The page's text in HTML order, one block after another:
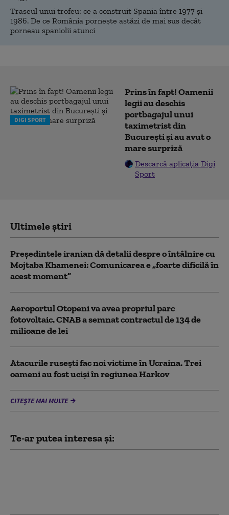
Traseul unui trofeu: ce a construit Spania între 1977 și
1986. De ce România pornește astăzi de mai sus decât
porneau spaniolii atunci
DIGI SPORT
Prins în fapt! Oamenii
legii au deschis
portbagajul unui
taximetrist din
București și au avut o
mare surpriză
Descarcă aplicația Digi
Sport
Ultimele știri
Preşedintele iranian dă detalii despre o întâlnire cu
Mojtaba Khamenei: Comunicarea e „foarte dificilă în
acest moment”
Aeroportul Otopeni va avea propriul parc
fotovoltaic. CNAB a semnat contractul de 134 de
milioane de lei
Atacurile rusești fac noi victime în Ucraina. Trei
oameni au fost uciși în regiunea Harkov
CITEȘTE MAI MULTE
Te-ar putea interesa și: